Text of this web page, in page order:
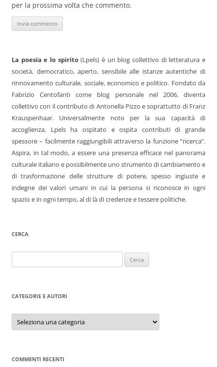
per la prossima volta che commento.
La poesia e lo spirito(Lpels) è un blog collettivo di letteratura e
società, democratico, aperto, sensibile alle istanze autentiche di
rinnovamento culturale, sociale, economico e politico. Fondato da
Fabrizio Centofanti come blog personale nel 2006, diventa
collettivo con il contributo di Antonella Pizzo e soprattutto di Franz
Krauspenhaar. Universalmente noto per la sua capacità di
accoglienza, Lpels ha ospitato e ospita contributi di grande
spessore – facilmente raggiungibili attraverso la funzione “ricerca”.
Aspira, in tal modo, a essere una presenza efficace nel panorama
culturale italiano e possibilmente uno strumento di cambiamento e
di trasformazione delle strutture di potere, spesso ingiuste e
indegne dei valori umani in cui la persona si riconosce in ogni
spazio e in ogni tempo, al di là di credenze e tessere politiche.
CERCA
per:
CATEGORIE E AUTORI
Categorie
autori
COMMENTI RECENTI